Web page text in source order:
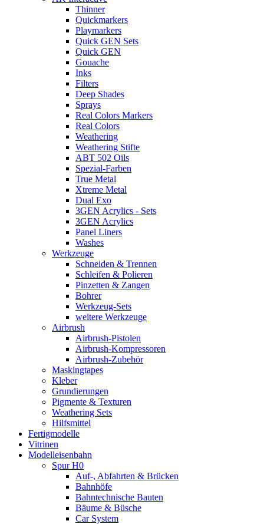
Thinner
Quickmarkers
Playmarkers
Quick GEN Sets
Quick GEN
Gouache
Inks
Filters
Deep Shades
Sprays
Real Colors Markers
Real Colors
Weathering
Weathering Stifte
ABT 502 Oils
Spezial-Farben
True Metal
Xtreme Metal
Dual Exo
3GEN Acrylics - Sets
3GEN Acrylics
Panel Liners
Washes
Werkzeuge
Schneiden & Trennen
Schleifen & Polieren
Pinzetten & Zangen
Bohrer
Werkzeug-Sets
weitere Werkzeuge
Airbrush
Airbrush-Pistolen
Airbrush-Kompressoren
Airbrush-Zubehör
Maskingtapes
Kleber
Grundierungen
Pigmente & Texturen
Weathering Sets
Hilfsmittel
Fertigmodelle
Vitrinen
Modelleisenbahn
Spur H0
Auf-, Abfahrten & Brücken
Bahnhöfe
Bahntechnische Bauten
Bäume & Büsche
Car System